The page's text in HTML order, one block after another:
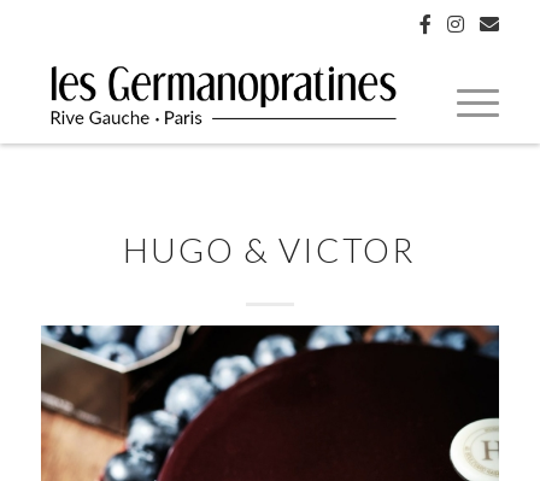
HUGO & VICTOR